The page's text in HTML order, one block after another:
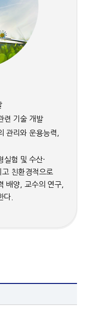
련 기술 개발
관리와 운용능력,
실험 및 수산·
친환경적으로
배양, 교수의 연구,
다.